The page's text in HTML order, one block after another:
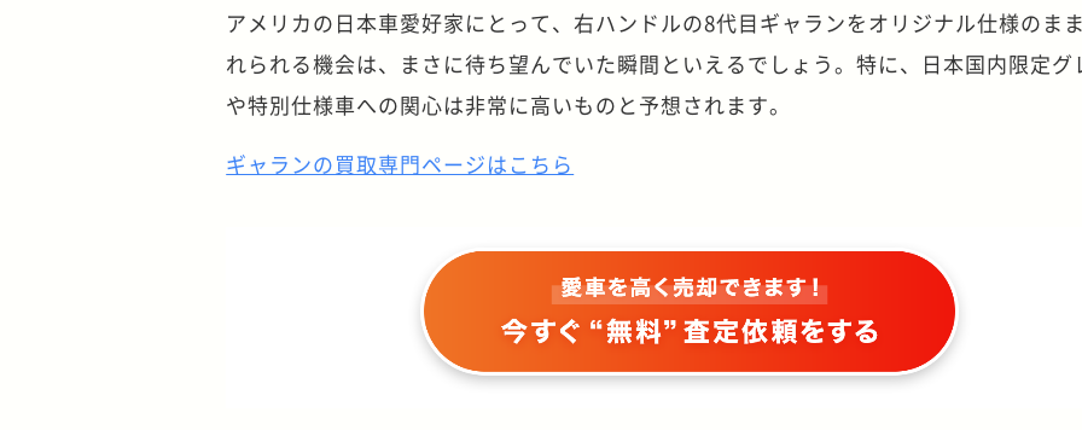
アメリカの日本車愛好家にとって、右ハンドルの8代目ギャランをオリジナル仕様のま
れられる機会は、まさに待ち望んでいた瞬間といえるでしょう。特に、日本国内限定グ
や特別仕様車への関心は非常に高いものと予想されます。
ギャランの買取専門ページはこちら